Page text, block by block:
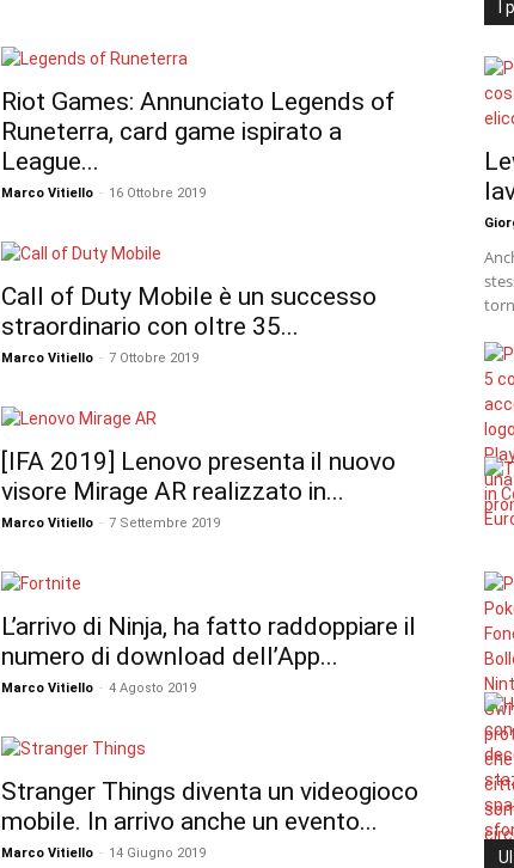
Riot Games: Annunciato Legends of
Runeterra, card game ispirato a
League...
Marco Vitiello - 16 Ottobre 2019
Call of Duty Mobile è un successo
straordinario con oltre 35...
Marco Vitiello - 7 Ottobre 2019
[IFA 2019] Lenovo presenta il nuovo
visore Mirage AR realizzato in...
Marco Vitiello - 7 Settembre 2019
L’arrivo di Ninja, ha fatto raddoppiare il
numero di download dell’App...
Marco Vitiello - 4 Agosto 2019
Stranger Things diventa un videogioco
mobile. In arrivo anche un evento...
Marco Vitiello - 14 Giugno 2019
I